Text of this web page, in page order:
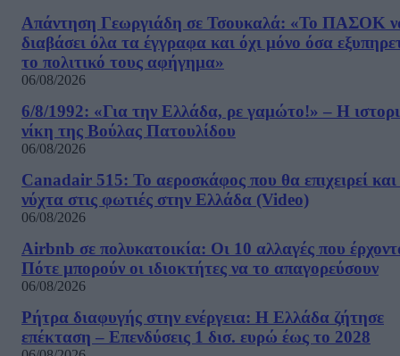
Απάντηση Γεωργιάδη σε Τσουκαλά: «Το ΠΑΣΟΚ
διαβάσει όλα τα έγγραφα και όχι μόνο όσα
το πολιτικό τους αφήγημα»
06/08/2026
6/8/1992: «Για την Ελλάδα, ρε γαμώτο!» – Η
νίκη της Βούλας Πατουλίδου
06/08/2026
Canadair 515: Το αεροσκάφος που θα επιχειρεί
νύχτα στις φωτιές στην Ελλάδα (Video)
06/08/2026
Airbnb σε πολυκατοικία: Οι 10 αλλαγές που
Πότε μπορούν οι ιδιοκτήτες να το απαγορεύσουν
06/08/2026
Ρήτρα διαφυγής στην ενέργεια: Η Ελλάδα ζήτησε
επέκταση – Επενδύσεις 1 δισ. ευρώ έως το 2028